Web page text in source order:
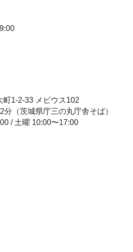
町1-2-33 メビウス102
分（茨城県庁三の丸庁舎そば）
/ 土曜 10:00〜17:00